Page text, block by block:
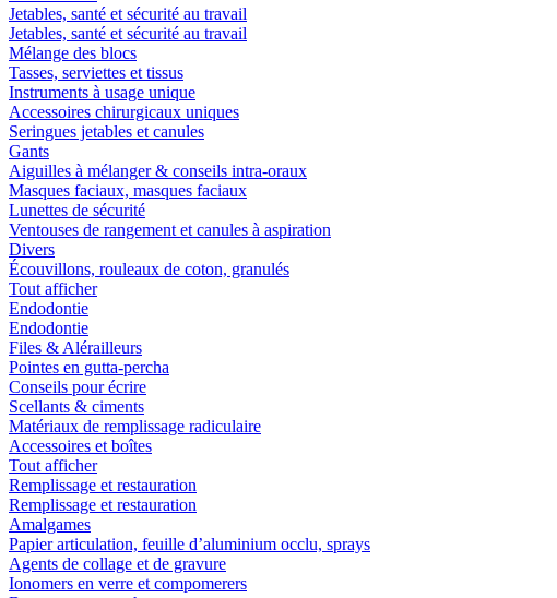
Jetables, santé et sécurité au travail
Jetables, santé et sécurité au travail
Mélange des blocs
Tasses, serviettes et tissus
Instruments à usage unique
Accessoires chirurgicaux uniques
Seringues jetables et canules
Gants
Aiguilles à mélanger & conseils intra-oraux
Masques faciaux, masques faciaux
Lunettes de sécurité
Ventouses de rangement et canules à aspiration
Divers
Écouvillons, rouleaux de coton, granulés
Tout afficher
Endodontie
Endodontie
Files & Alérailleurs
Pointes en gutta-percha
Conseils pour écrire
Scellants & ciments
Matériaux de remplissage radiculaire
Accessoires et boîtes
Tout afficher
Remplissage et restauration
Remplissage et restauration
Amalgames
Papier articulation, feuille d’aluminium occlu, sprays
Agents de collage et de gravure
Ionomers en verre et compomerers